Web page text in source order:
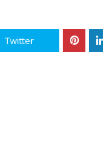
Twitter